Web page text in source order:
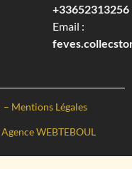
+33652313256‬
Email :
– Mentions Légales
Agence WEBTEBOUL